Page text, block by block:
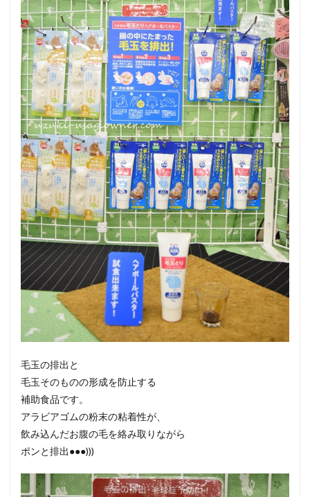
毛玉の排出と
毛玉そのものの形成を防止する
補助食品です。
アラビアゴムの粉末の粘着性が、
飲み込んだお腹の毛を絡み取りながら
ポンと排出●●●)))